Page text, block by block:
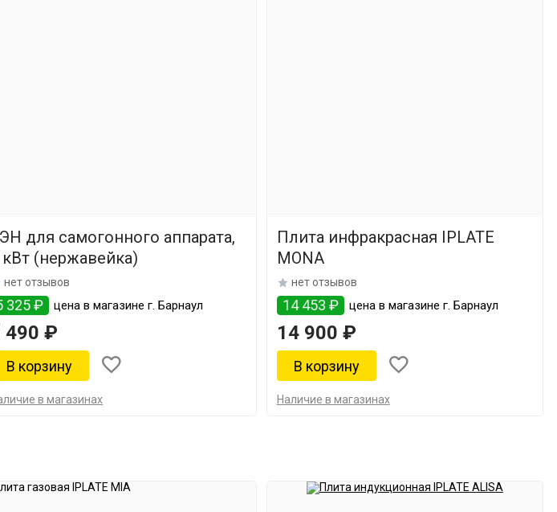
для самогонного аппарата,
кВт (нержавейка)
нет отзывов
325 ₽ цена в магазине г. Барнаул
490 ₽
в магазинах
Плита инфракрасная IPLATE
MONA
нет отзывов
14 453 ₽ цена в магазине г. Барнаул
14 900 ₽
Наличие в магазинах